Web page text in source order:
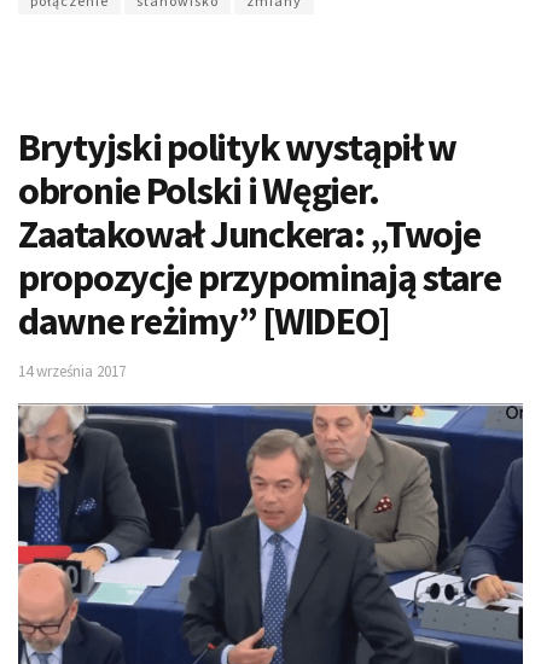
Brytyjski polityk wystąpił w
obronie Polski i Węgier.
Zaatakował Junckera: „Twoje
propozycje przypominają stare
dawne reżimy” [WIDEO]
14 września 2017